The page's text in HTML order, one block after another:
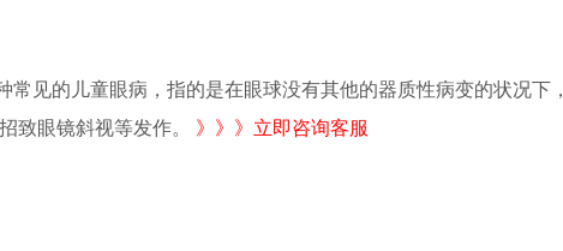
见的儿童眼病，指的是在眼球没有其他的器质性病变的状况下，
致眼镜斜视等发作。 》》》立即咨询客服